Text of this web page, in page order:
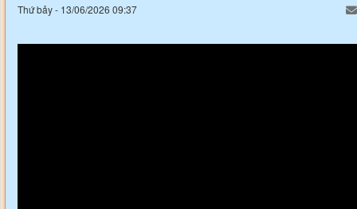
Thứ bảy - 13/06/2026 09:37